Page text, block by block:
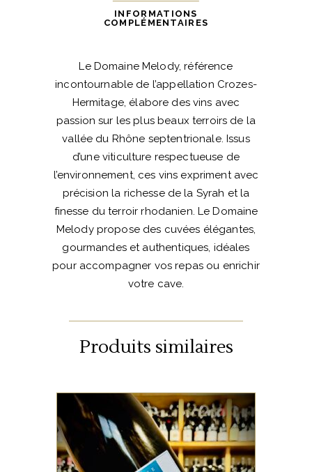
INFORMATIONS
COMPLÉMENTAIRES
Le Domaine Melody, référence
incontournable de l’appellation Crozes-
Hermitage, élabore des vins avec
passion sur les plus beaux terroirs de la
vallée du Rhône septentrionale. Issus
d’une viticulture respectueuse de
l’environnement, ces vins expriment avec
précision la richesse de la Syrah et la
finesse du terroir rhodanien. Le Domaine
Melody propose des cuvées élégantes,
gourmandes et authentiques, idéales
pour accompagner vos repas ou enrichir
votre cave.
Produits similaires
VALLÉE DU RHÔNE